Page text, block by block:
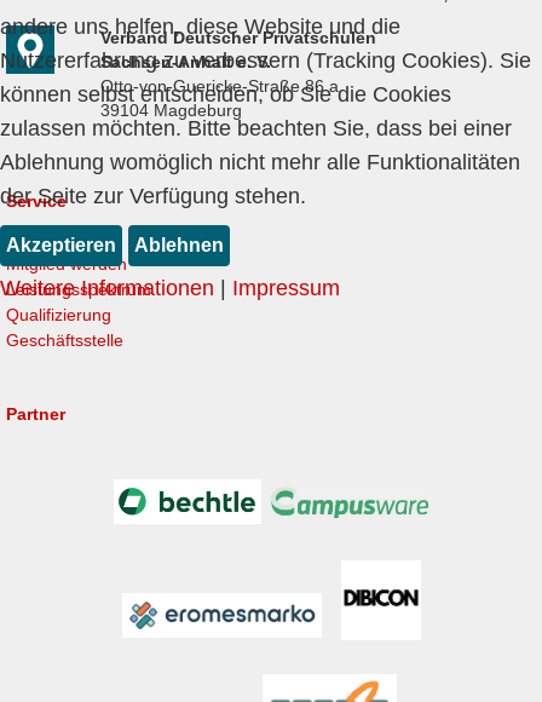
Verband Deutscher Privatschulen
Sachsen-Anhalt e. V.
Otto-von-Guericke-Straße 86 a
39104 Magdeburg
Service
Mitglied werden
Leistungsspektrum
Qualifizierung
Geschäftsstelle
Partner
andere uns helfen, diese Website und die
Nutzererfahrung zu verbessern (Tracking Cookies). Sie
können selbst entscheiden, ob Sie die Cookies
zulassen möchten. Bitte beachten Sie, dass bei einer
Ablehnung womöglich nicht mehr alle Funktionalitäten
der Seite zur Verfügung stehen.
Akzeptieren Ablehnen
Weitere Informationen | Impressum